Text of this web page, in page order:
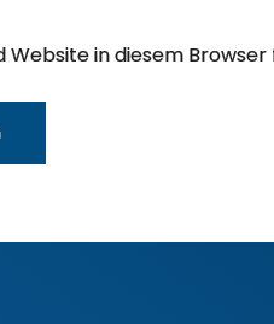
Website in diesem